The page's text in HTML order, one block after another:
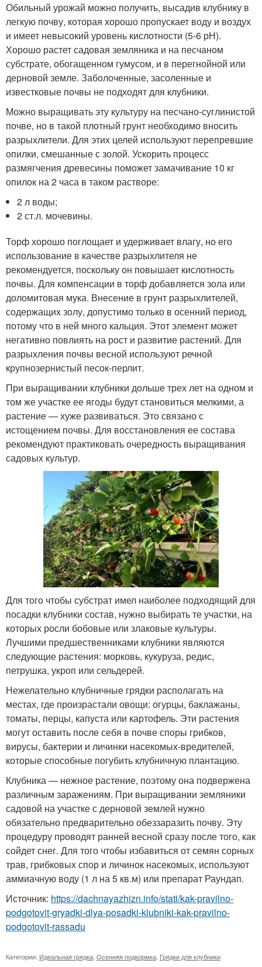
Обильный урожай можно получить, высадив клубнику в
легкую почву, которая хорошо пропускает воду и воздух
и имеет невысокий уровень кислотности (5-6 рН).
Хорошо растет садовая земляника и на песчаном
субстрате, обогащенном гумусом, и в перегнойной или
дерновой земле. Заболоченные, засоленные и
известковые почвы не подходят для клубники.
Можно выращивать эту культуру на песчано-суглинистой
почве, но в такой плотный грунт необходимо вносить
разрыхлители. Для этих целей используют перепревшие
опилки, смешанные с золой. Ускорить процесс
размягчения древесины поможет замачивание 10 кг
опилок на 2 часа в таком растворе:
2 л воды;
2 ст.л. мочевины.
Торф хорошо поглощает и удерживает влагу, но его
использование в качестве разрыхлителя не
рекомендуется, поскольку он повышает кислотность
почвы. Для компенсации в торф добавляется зола или
доломитовая мука. Внесение в грунт разрыхлителей,
содержащих золу, допустимо только в осенний период,
потому что в ней много кальция. Этот элемент может
негативно повлиять на рост и развитие растений. Для
разрыхления почвы весной используют речной
крупнозернистый песок-перлит.
При выращивании клубники дольше трех лет на одном и
том же участке ее ягоды будут становиться мелкими, а
растение — хуже развиваться. Это связано с
истощением почвы. Для восстановления ее состава
рекомендуют практиковать очередность выращивания
садовых культур.
Для того чтобы субстрат имел наиболее подходящий для
посадки клубники состав, нужно выбирать те участки, на
которых росли бобовые или злаковые культуры.
Лучшими предшественниками клубники являются
следующие растения: морковь, кукуруза, редис,
петрушка, укроп или сельдерей.
Нежелательно клубничные грядки располагать на
местах, где произрастали овощи: огурцы, баклажаны,
томаты, перцы, капуста или картофель. Эти растения
могут оставить после себя в почве споры грибков,
вирусы, бактерии и личинки насекомых-вредителей,
которые способные погубить клубничную плантацию.
Клубника — нежное растение, поэтому она подвержена
различным заражениям. При выращивании земляники
садовой на участке с дерновой землей нужно
обязательно предварительно обеззаразить почву. Эту
процедуру проводят ранней весной сразу после того, как
сойдет снег. Для того чтобы избавиться от семян сорных
трав, грибковых спор и личинок насекомых, используют
аммиачную воду (1 л на 5 кв.м) или препарат Раундап.
Источник: https://dachnayazhizn.info/stati/kak-pravilno-
podgotovit-gryadki-dlya-posadki-klubniki-kak-pravilno-
podgotovit-rassadu
Категории: Идеальная грядка Осенняя подкормка Грядки для клубники